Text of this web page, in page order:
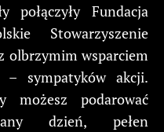
połączyły Fundacja
Stowarzyszenie
olbrzymim wsparciem
– sympatyków akcji.
możesz podarować
dzień, pełen